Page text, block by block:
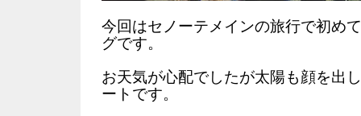
今回はセノーテメインの旅行で初め
グです。
お天気が心配でしたが太陽も顔を出
ートです。